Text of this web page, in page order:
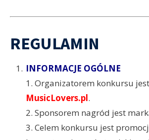
REGULAMIN
INFORMACJE OGÓLNE
1. Organizatorem konkursu
MusicLovers.pl.
2. Sponsorem nagród jest
3. Celem konkursu jest